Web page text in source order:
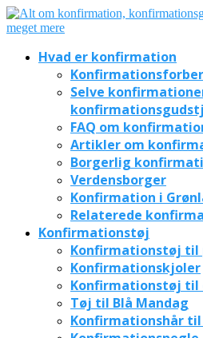
Hvad er konfirmation
Selve
FAQ om
Artikler om
Borgerlig
Verdensborger
Konfirmation i
Relaterede
Konfirmationstøj
Konfirmationstøj til
Konfirmationskjoler
Konfirmationstøj til
Tøj til Blå Mandag
Konfirmationshår